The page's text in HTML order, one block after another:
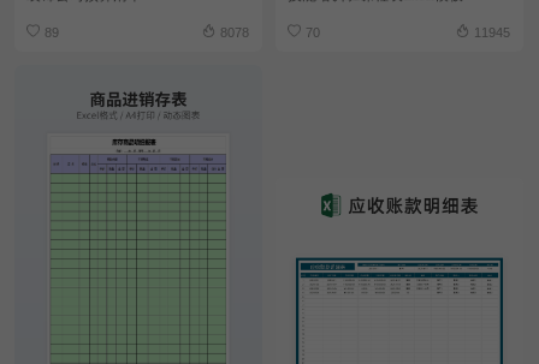
89 8078 70 11945